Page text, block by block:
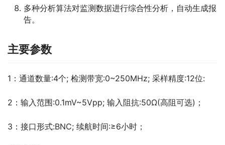
多种分析算法对监测数据进行综合性分析，自动生成报
告。
主要参数
1：通道数量:4个; 检测带宽:0~250MHz; 采样精度:12位:
2：输入范围:0.1mV~5Vpp; 输入阻抗:50Ω(高阻可选)；
3：接口形式:BNC; 续航时间:≥6小时；